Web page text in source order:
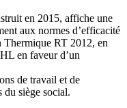
en 2015, affiche une
aux normes d’efficacité
Thermique RT 2012, en
en faveur d’un
de travail et de
du siège social.